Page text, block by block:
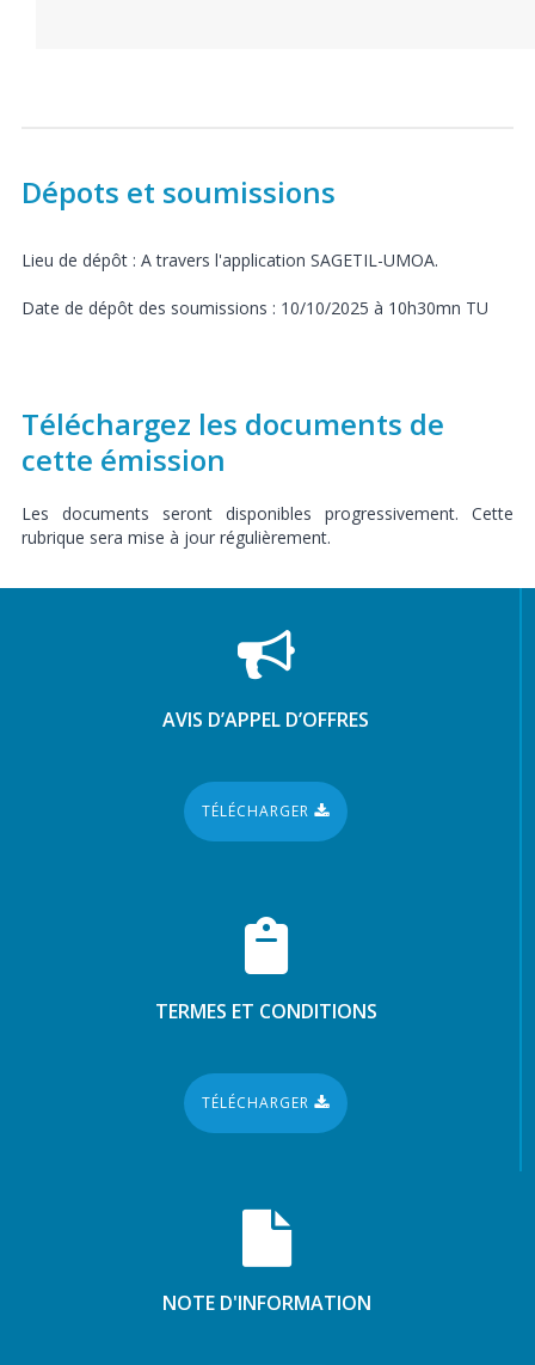
Dépots et soumissions
Lieu de dépôt : A travers l'application SAGETIL-UMOA.
Date de dépôt des soumissions : 10/10/2025 à 10h30mn TU
Téléchargez les documents de
cette émission
Les documents seront disponibles progressivement. Cette
rubrique sera mise à jour régulièrement.
AVIS D’APPEL D’OFFRES
TÉLÉCHARGER
TERMES ET CONDITIONS
TÉLÉCHARGER
NOTE D'INFORMATION